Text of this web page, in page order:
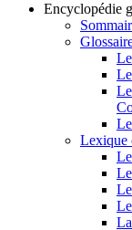
Encyclopédie
Lexique